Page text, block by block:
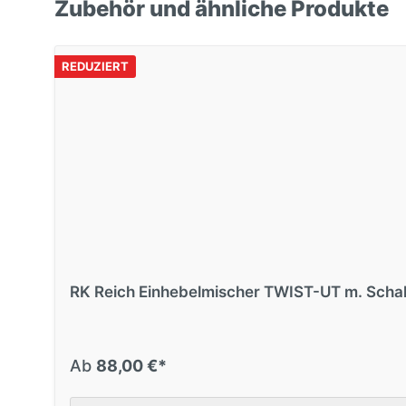
Zubehör und ähnliche Produkte
REDUZIERT
RK Reich Einhebelmischer TWIST-UT m.
Ab 88,00 €*